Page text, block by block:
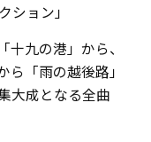
ョン」
九の港」から、
「雨の越後路」
大成となる全曲